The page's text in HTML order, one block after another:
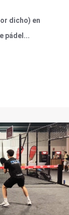
dicho) en
pádel...